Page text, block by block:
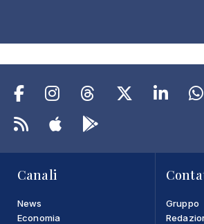
Canali
News
Economia
Gruppo